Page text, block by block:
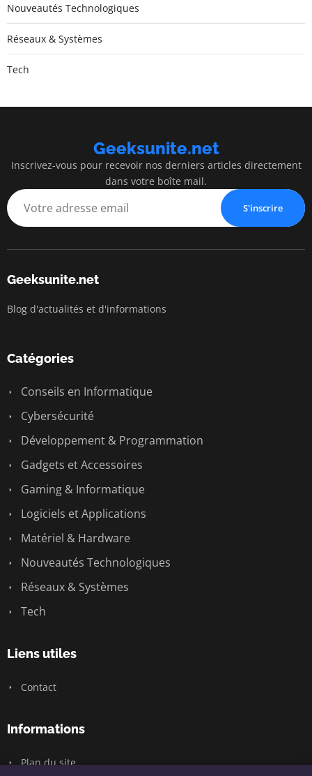
Nouveautés Technologiques
Réseaux & Systèmes
Tech
Geeksunite.net
Inscrivez-vous pour recevoir nos derniers articles directement
dans votre boîte mail.
S'inscrire
Geeksunite.net
Blog d'actualités et d'informations
Catégories
Conseils en Informatique
Cybersécurité
Développement & Programmation
Gadgets et Accessoires
Gaming & Informatique
Logiciels et Applications
Matériel & Hardware
Nouveautés Technologiques
Réseaux & Systèmes
Tech
Liens utiles
Contact
Informations
Plan du site